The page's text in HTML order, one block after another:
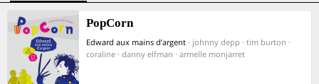
PopCorn
Edward aux mains d’argent · johnny depp · tim burton ·
coraline · danny elfman · armelle monjarret